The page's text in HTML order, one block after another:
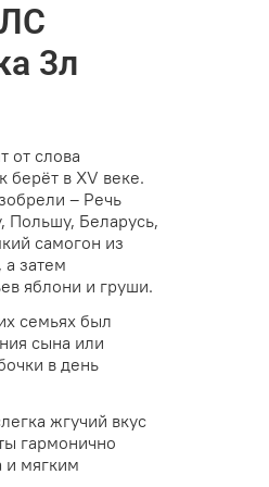
3л
от слова
берёт в XV веке.
– Речь
Польшу, Беларусь,
самогон из
а затем
яблони и груши.
семьях был
сына или
в день
жгучий вкус
гармонично
и мягким